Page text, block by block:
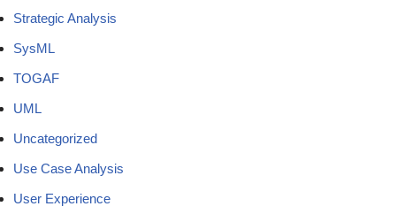
Strategic Analysis
SysML
TOGAF
UML
Uncategorized
Use Case Analysis
User Experience